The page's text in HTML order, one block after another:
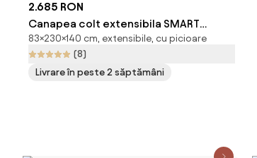
2.685 RON
Canapea colt extensibila SMART
COSARO bej, cu colt bilateral + 2 perne
CADOU
83×230×140 cm, extensibile, cu picioare
(8)
Livrare în peste 2 săptămâni